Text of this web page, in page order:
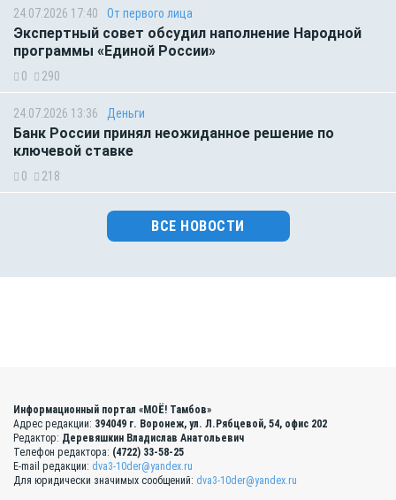
24.07.2026 17:40 От первого лица
Экспертный совет обсудил наполнение Народной
программы «Единой России»
0 290
24.07.2026 13:36 Деньги
Банк России принял неожиданное решение по
ключевой ставке
0 218
ВСЕ НОВОСТИ
Информационный портал «МОЁ! Тамбов»
Адрес редакции: 394049 г. Воронеж, ул. Л.Рябцевой, 54, офис 202
Редактор: Деревяшкин Владислав Анатольевич
Телефон редактора: (4722) 33-58-25
E-mail редакции: dva3-10der@yandex.ru
Для юридически значимых сообщений: dva3-10der@yandex.ru